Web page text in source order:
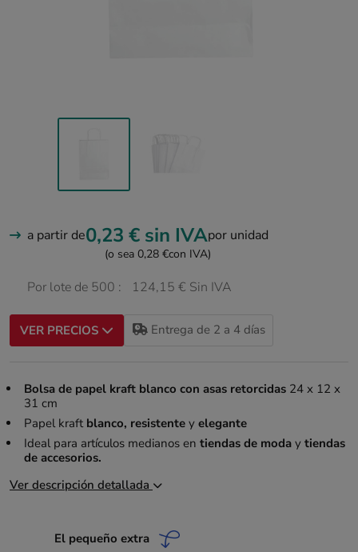
a partir de0,23 € sin IVApor unidad
(o sea 0,28 €con IVA)
Por lote de 500 : 124,15 € Sin IVA
VER PRECIOS Entrega de 2 a 4 días
Bolsa de papel kraft blanco con asas retorcidas24 x 12 x
31 cm
Papel kraft blanco, resistentey elegante
Ideal para artículos medianos en tiendas de moday tiendas
de accesorios.
Ver descripción detallada
El pequeño extra